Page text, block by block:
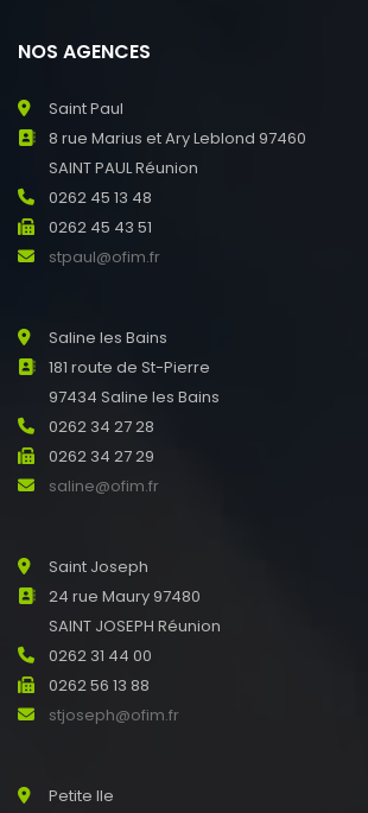
NOS AGENCES
Saint Paul
8 rue Marius et Ary Leblond 97460
SAINT PAUL Réunion
0262 45 13 48
0262 45 43 51
stpaul@ofim.fr
Saline les Bains
181 route de St-Pierre
97434 Saline les Bains
0262 34 27 28
0262 34 27 29
saline@ofim.fr
Saint Joseph
24 rue Maury 97480
SAINT JOSEPH Réunion
0262 31 44 00
0262 56 13 88
stjoseph@ofim.fr
Petite Ile